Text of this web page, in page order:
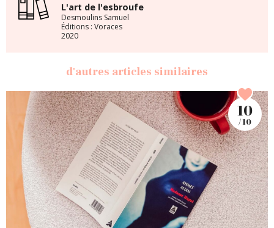
L'art de l'esbroufe
Desmoulins Samuel
Éditions : Voraces
2020
d'autres articles similaires
10
/ 10